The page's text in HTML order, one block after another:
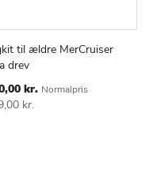
i kurv
TILFØJ
ØNSKE
til ældre MerCruiser
drev
kr. Normalpris
kr.